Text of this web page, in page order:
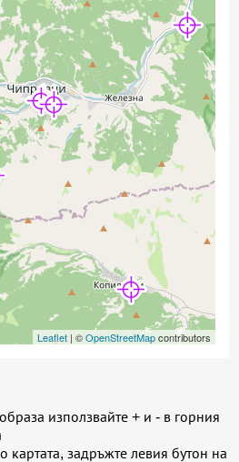
Leaflet| ©OpenStreetMapcontributors
използвайте + и - в горния
картата, задръжте левия бутон на